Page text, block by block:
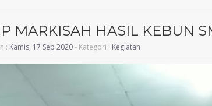
MARKISAH HASIL KEBUN
: Kamis, 17 Sep 2020- Kategori : Kegiatan
Dra. AZMA.,M.Pd
19XXXXXXXXXXXXX